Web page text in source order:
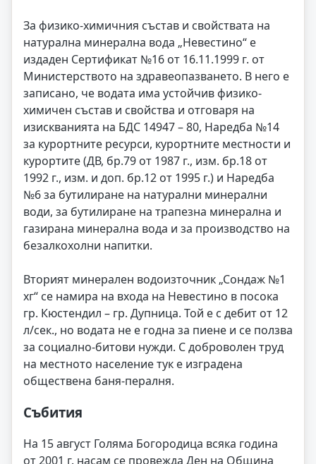
За физико-химичния състав и свойствата на
натурална минерална вода „Невестино“ е
издаден Сертификат №16 от 16.11.1999 г. от
Министерството на здравеопазването. В него е
записано, че водата има устойчив физико-
химичен състав и свойства и отговаря на
изискванията на БДС 14947 – 80, Наредба №14
за курортните ресурси, курортните местности и
курортите (ДВ, бр.79 от 1987 г., изм. бр.18 от
1992 г., изм. и доп. бр.12 от 1995 г.) и Наредба
№6 за бутилиране на натурални минерални
води, за бутилиране на трапезна минерална и
газирана минерална вода и за производство на
безалкохолни напитки.
Вторият минерален водоизточник „Сондаж №1
хг“ се намира на входа на Невестино в посока
гр. Кюстендил – гр. Дупница. Той е с дебит от 12
л/сек., но водата не е годна за пиене и се ползва
за социално-битови нужди. С доброволен труд
на местното население тук е изградена
обществена баня-пералня.
Събития
На 15 август Голяма Богородица всяка година
от 2001 г. насам се провежда Ден на Община